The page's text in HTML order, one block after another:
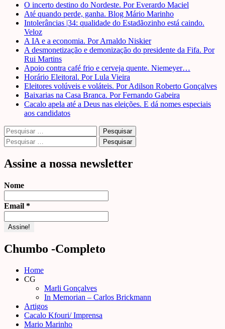
O incerto destino do Nordeste. Por Everardo Maciel
Até quando perde, ganha. Blog Mário Marinho
Intolerâncias |34: qualidade do Estadãozinho está caindo.
Veloz
A IA e a economia. Por Arnaldo Niskier
A desmonetização e demonização do presidente da Fifa. Por
Rui Martins
Apoio contra café frio e cerveja quente. Niemeyer…
Horário Eleitoral. Por Lula Vieira
Eleitores volúveis e voláteis. Por Adilson Roberto Gonçalves
Baixarias na Casa Branca. Por Fernando Gabeira
Cacalo apela até a Deus nas eleições. E dá nomes especiais
aos candidatos
Pesquisar
por:
Pesquisar
por:
Assine a nossa newsletter
Nome
Email *
Chumbo -Completo
Home
CG
Marli Gonçalves
In Memorian – Carlos Brickmann
Artigos
Cacalo Kfouri/ Imprensa
Mario Marinho